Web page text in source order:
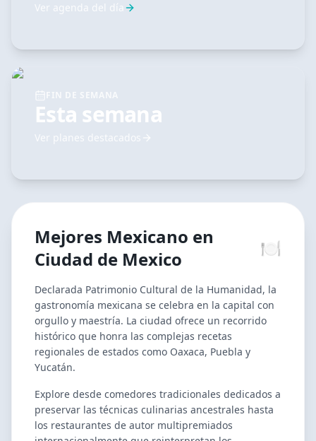
Ver agenda del día
Esta semana
Ver planes destacados
Mejores Mexicano en
Ciudad de Mexico
🍽️
Declarada Patrimonio Cultural de la Humanidad, la
gastronomía mexicana se celebra en la capital con
orgullo y maestría. La ciudad ofrece un recorrido
histórico que honra las complejas recetas
regionales de estados como Oaxaca, Puebla y
Yucatán.
Explore desde comedores tradicionales dedicados a
preservar las técnicas culinarias ancestrales hasta
los restaurantes de autor multipremiados